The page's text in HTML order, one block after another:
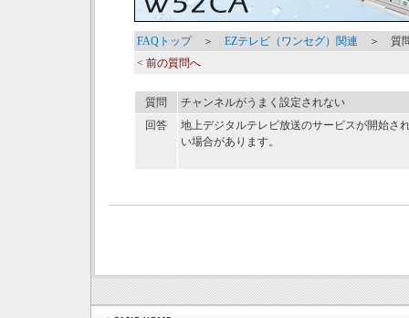
FAQトップ＞ EZテレビ（ワンセグ）関連 ＞ 質
< 前の質問へ
質問
チャンネルがうまく設定されない
回答
地上デジタルテレビ放送のサービスが開始さ
い場合があります。